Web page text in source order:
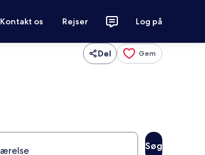
Kontakt os Rejser Log på
Del Gem
Søg